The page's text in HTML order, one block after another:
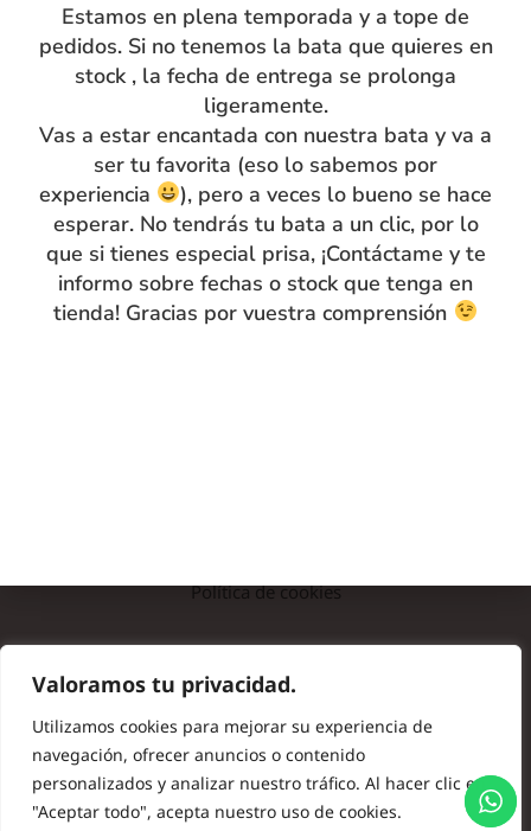
Valoramos tu privacidad.
Utilizamos cookies para mejorar su experiencia de
navegación, ofrecer anuncios o contenido
personalizados y analizar nuestro tráfico. Al hacer clic en
"Aceptar todo", acepta nuestro uso de cookies.
Contacto
Política de cookies
© Copyright 2024 Batas de Colegio Originales. Todos los
derechos reservados.
Estamos en plena temporada y a tope de
pedidos. Si no tenemos la bata que quieres en
stock , la fecha de entrega se prolonga
ligeramente.
Vas a estar encantada con nuestra bata y va a
ser tu favorita (eso lo sabemos por
experiencia
), pero a veces lo bueno se hace
esperar. No tendrás tu bata a un clic, por lo
que si tienes especial prisa, ¡Contáctame y te
informo sobre fechas o stock que tenga en
tienda! Gracias por vuestra comprensión